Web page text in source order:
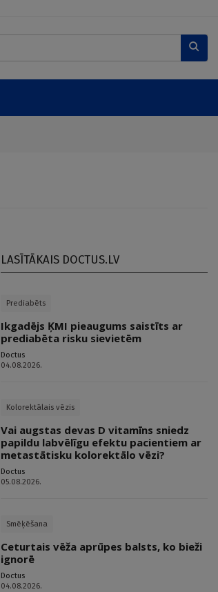
LASĪTĀKAIS DOCTUS.LV
Prediabēts
Ikgadējs ĶMI pieaugums saistīts ar
prediabēta risku sievietēm
Doctus
04.08.2026.
Kolorektālais vēzis
Vai augstas devas D vitamīns sniedz
papildu labvēlīgu efektu pacientiem ar
metastātisku kolorektālo vēzi?
Doctus
05.08.2026.
Smēķēšana
Ceturtais vēža aprūpes balsts, ko bieži
ignorē
Doctus
04.08.2026.